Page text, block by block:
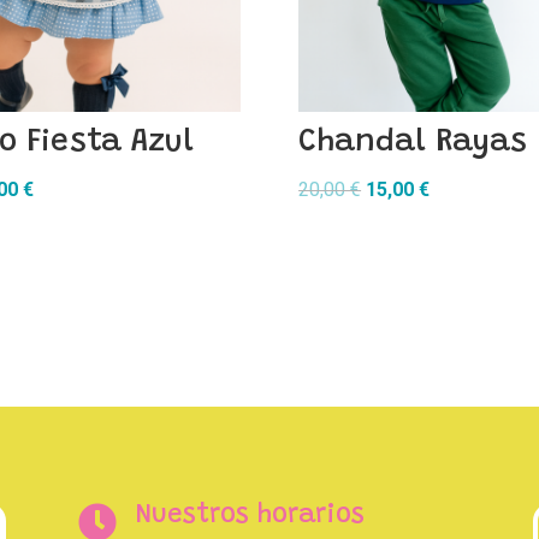
Fiesta Azul
€El
Chandal Rayas
20,00€ El
15,00€El
 Nuestros horarios